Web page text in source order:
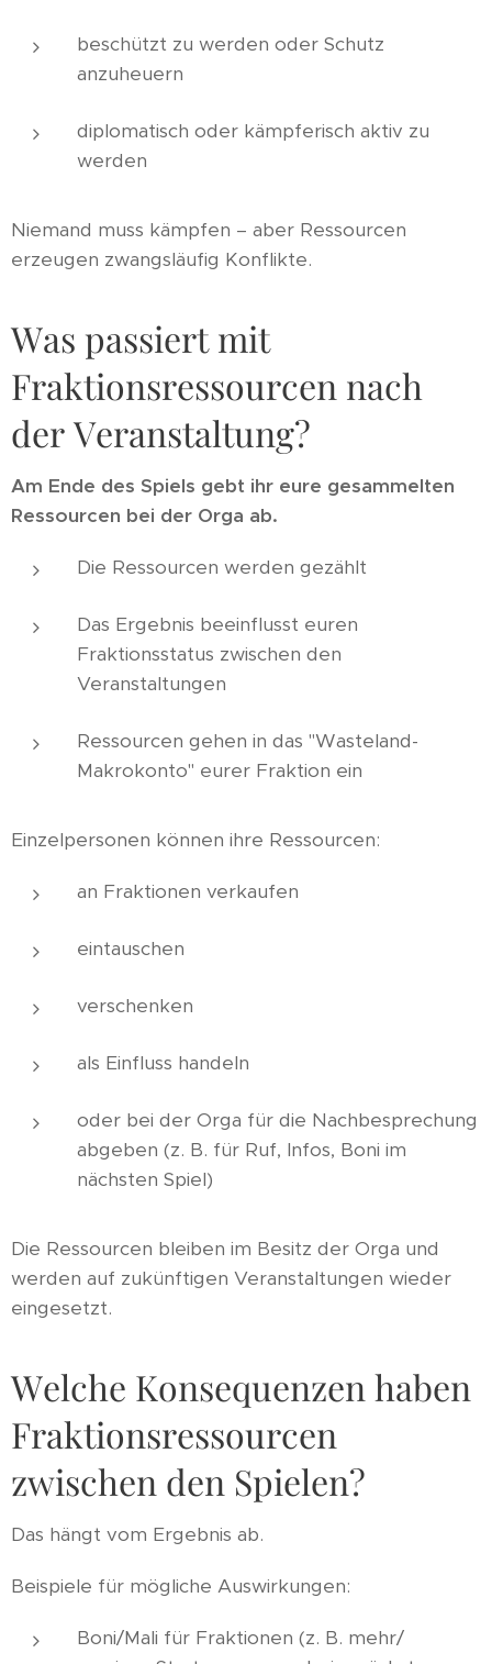
beschützt zu werden oder Schutz
anzuheuern
diplomatisch oder kämpferisch aktiv zu
werden
Niemand muss kämpfen – aber Ressourcen
erzeugen zwangsläufig Konflikte.
Was passiert mit
Fraktionsressourcen nach
der Veranstaltung?
Am Ende des Spiels gebt ihr eure gesammelten
Ressourcen bei der Orga ab.
Die Ressourcen werden gezählt
Das Ergebnis beeinflusst euren
Fraktionsstatus zwischen den
Veranstaltungen
Ressourcen gehen in das "Wasteland-
Makrokonto" eurer Fraktion ein
Einzelpersonen können ihre Ressourcen:
an Fraktionen verkaufen
eintauschen
verschenken
als Einfluss handeln
oder bei der Orga für die Nachbesprechung
abgeben (z. B. für Ruf, Infos, Boni im
nächsten Spiel)
Die Ressourcen bleiben im Besitz der Orga und
werden auf zukünftigen Veranstaltungen wieder
eingesetzt.
Welche Konsequenzen haben
Fraktionsressourcen
zwischen den Spielen?
Das hängt vom Ergebnis ab.
Beispiele für mögliche Auswirkungen:
Boni/Mali für Fraktionen (z. B. mehr/